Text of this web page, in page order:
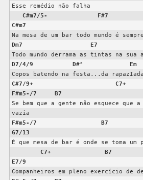
C#m7/5-
Na mesa de um bar todo mundo é
Dm7
E7
Todo mundo derrama as tintas na sua
D7/4/9
D#°
Em
Copos batendo na festa...da rapazIada
C#7/9+
C7+
F#m5-/7
B7
Se bem que a gente não esquece que
vazia
F#m5-/7
B7
G7/13
É que mesa de bar é onde se toma
C7+
B7
E7/9
Companheiros em pleno exercício de